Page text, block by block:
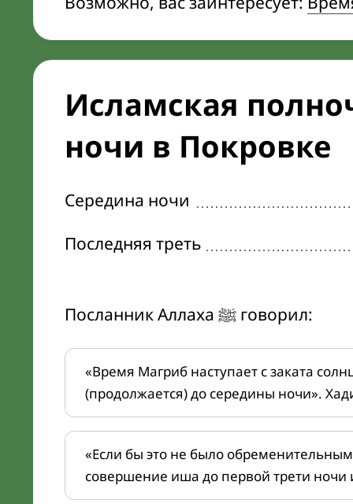
Исламская
ночи в Покровке
Середина ночи
Последняя треть
Посланник Аллаха ﷺ говорил:
«Время Магриб наступает с заката
(продолжается) до середины ночи».
«Если бы это не было
совершение иша до первой трети ночи